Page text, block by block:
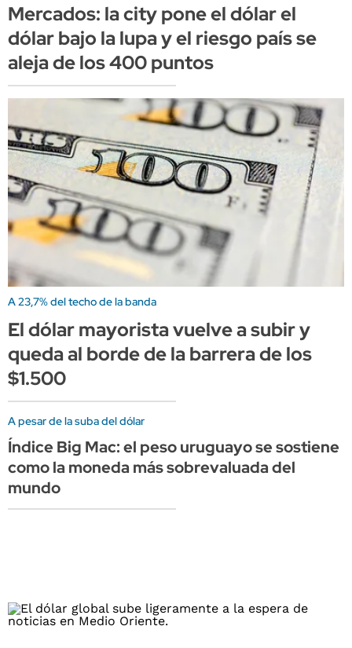
Mercados: la city pone el dólar el
dólar bajo la lupa y el riesgo país se
aleja de los 400 puntos
A 23,7% del techo de la banda
El dólar mayorista vuelve a subir y
queda al borde de la barrera de los
$1.500
A pesar de la suba del dólar
Índice Big Mac: el peso uruguayo se sostiene
como la moneda más sobrevaluada del
mundo